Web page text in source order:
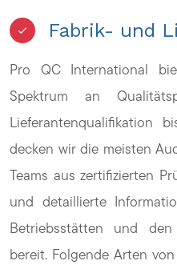
Fabrik- und
Pro QC International
Spektrum an
Lieferantenqualifikation
decken wir die meisten
Teams aus zertifizierten
und detaillierte
Betriebsstätten und
bereit. Folgende Arten